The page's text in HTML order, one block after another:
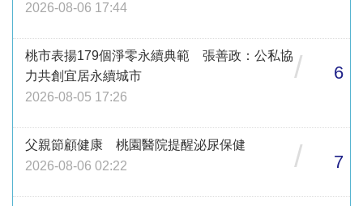
2026-08-06 17:44
桃市表揚179個淨零永續典範 張善政：公私協
力共創宜居永續城市
2026-08-05 17:26
/ 6
父親節顧健康 桃園醫院提醒泌尿保健
2026-08-06 02:22
/ 7